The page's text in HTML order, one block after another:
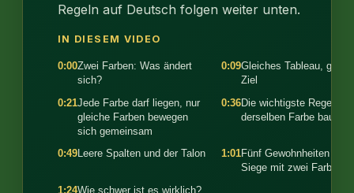
Regeln auf Deutsch folgen weiter unten.
IN DIESEM VIDEO
0:00Zwei Farben: Was ändert
sich?
0:09Gleiches Tableau,
Ziel
0:21Jede Farbe darf liegen, nur
gleiche Farben bewegen
sich gemeinsam
0:36Die wichtigste Regel: in
derselben Farbe bauen
0:49Leere Spalten und der Talon 1:01Fünf Gewohnheiten für
Siege mit zwei Farben
1:24Wie schwer ist es wirklich?